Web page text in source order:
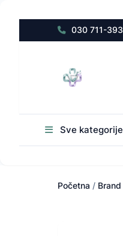
030 711-393
Sve kategorije
Početna / Brand